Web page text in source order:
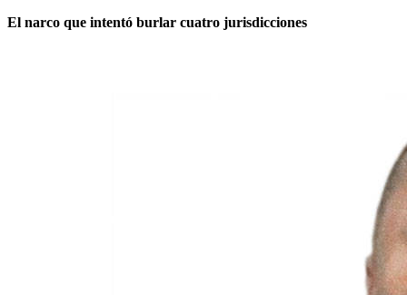
El narco que intentó burlar cuatro jurisdicciones